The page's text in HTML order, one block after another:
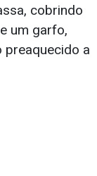
cobrindo
um garfo,
preaquecido a